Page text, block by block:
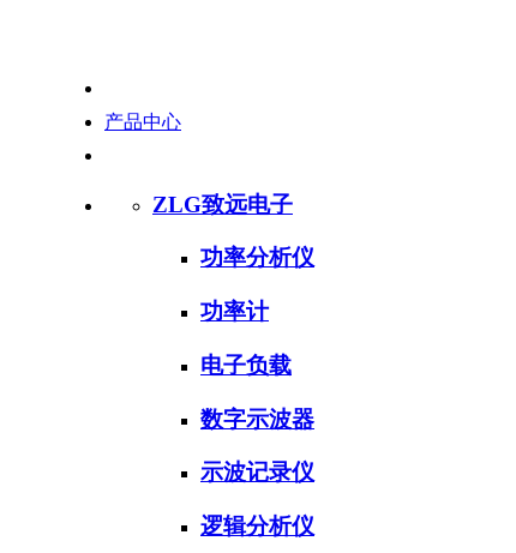
产品中心
ZLG致远电子
功率分析仪
功率计
电子负载
数字示波器
示波记录仪
逻辑分析仪